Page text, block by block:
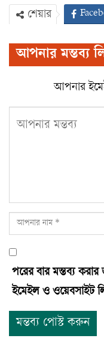
শেয়ার
Viber
আপনার মন্তব্য
আপনার
পরের বার মন্তব্য
ইমেইল ও ওয়েবসাইট